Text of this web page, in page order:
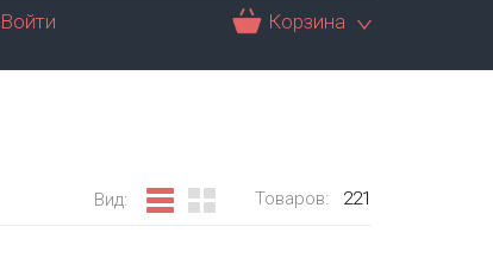
Войти Корзина
Товаров: 221
Вид: